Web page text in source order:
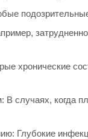
хронические
случаях, когда
Глубокие